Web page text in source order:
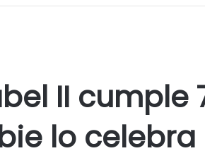
II cumple
lo celebra